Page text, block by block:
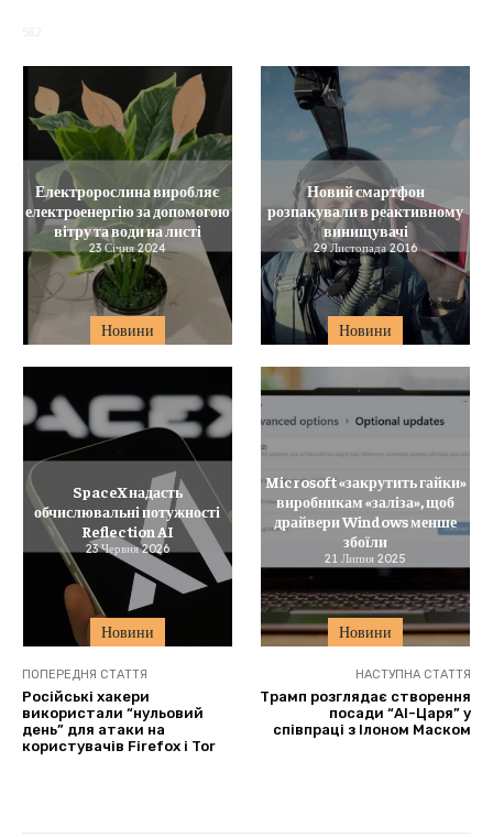
Новини
Електророслина виробляє
електроенергію за допомогою
вітру та води на листі
23 Січня 2024
Новини
Новий смартфон
розпакували в реактивному
винищувачі
29 Листопада 2016
Новини
SpaceX надасть
обчислювальні потужності
Reflection AI
23 Червня 2026
Новини
Microsoft «закрутить гайки»
виробникам «заліза», щоб
драйвери Windows менше
збоїли
21 Липня 2025
ПОПЕРЕДНЯ СТАТТЯ
Російські хакери
використали “нульовий
день” для атаки на
користувачів Firefox і Tor
НАСТУПНА СТАТТЯ
Трамп розглядає створення
посади “AI-Царя” у
співпраці з Ілоном Маском